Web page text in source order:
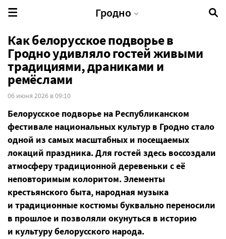
Гродно
Как белорусское подворье в
Гродно удивляло гостей живыми
традициями, драниками и
ремёслами
06 июня 2026 в 09:10
Белорусское подворье на Республиканском
фестивале национальных культур в Гродно стало
одной из самых масштабных и посещаемых
локаций праздника. Для гостей здесь воссоздали
атмосферу традиционной деревеньки с её
неповторимым колоритом. Элементы
крестьянского быта, народная музыка
и традиционные костюмы буквально переносили
в прошлое и позволяли окунуться в историю
и культуру белорусского народа.